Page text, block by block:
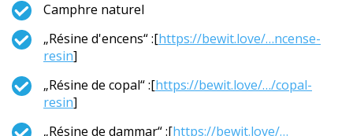
Camphre naturel
„Résine d'encens“ :[https://bewit.love/…ncense-
resin]
„Résine de copal“ :[https://bewit.love/…/copal-
resin]
„Résine de dammar“ :[https://bewit.love/…